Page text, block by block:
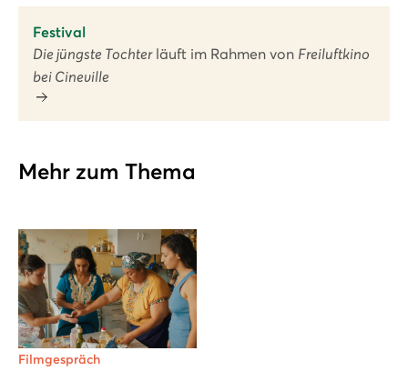
Festival
Die jüngste Tochterläuft im Rahmen von Freiluftkino
bei Cineville
Mehr zum Thema
Filmgespräch